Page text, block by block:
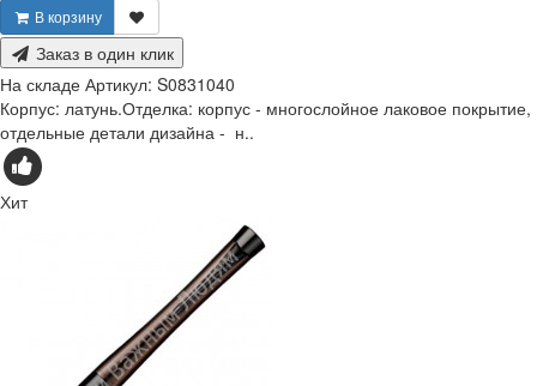
В корзину
Заказ в один клик
На складе Артикул: S0831040
Корпус: латунь.Отделка: корпус - многослойное лаковое покрытие,
отдельные детали дизайна - н..
Хит